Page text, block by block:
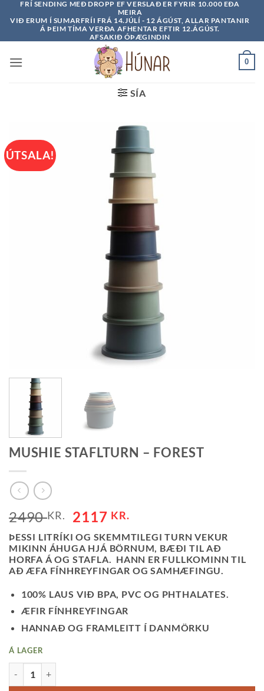
FRÍ SENDING MEÐ DROPP EF VERSLAÐ ER FYRIR 10.000 EÐA
MEIRA
VIÐ ERUM Í SUMARFRÍI FRÁ 14.JÚLÍ - 12 ÁGÚST, ALLAR PANTANIR
Á ÞEIM TÍMA VERÐA AFHENTAR EFTIR 12.ÁGÚST.
AFSAKIÐ ÓÞÆGINDIN
0
SÍA
ÚTSALA!
MUSHIE STAFLTURN – FOREST
2490KR. 2117 KR.
ÞESSI LITRÍKI OG SKEMMTILEGI TURN VEKUR
MIKINN ÁHUGA HJÁ BÖRNUM, BÆÐI TIL AÐ
HORFA Á OG STAFLA. HANN ER FULLKOMINN TIL
AÐ ÆFA FÍNHREYFINGAR OG SAMHÆFINGU.
100% LAUS VIÐ BPA, PVC OG PHTHALATES.
ÆFIR FÍNHREYFINGAR
HANNAÐ OG FRAMLEITT Í DANMÖRKU
Á LAGER